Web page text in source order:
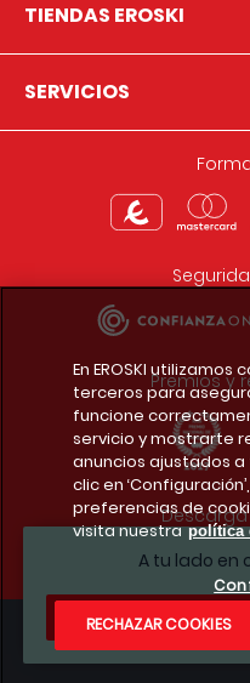
A tu lado en
TIENDAS EROSKI
SERVICIOS
Premios y
Condiciones legales
En EROSKI utilizamos
terceros para
funcione
servicio y mostrarte
anuncios ajustados
clic en
preferencias de
visita nuestra política
RECHAZAR COOKIES